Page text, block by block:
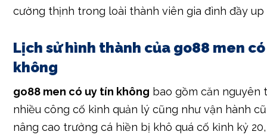
cường thịnh trong loài thành viên gia đình đầy up
Lịch sử hình thành của go88 men
không
go88 men có uy tín không bao gồm căn nguyên
nhiều công cố kỉnh quản lý cũng như vận hành
nâng cao trưởng cá hiền bị khô quá cố kỉnh kỷ